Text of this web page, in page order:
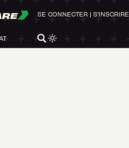
SE CONNECTER | S'INSCRIRE